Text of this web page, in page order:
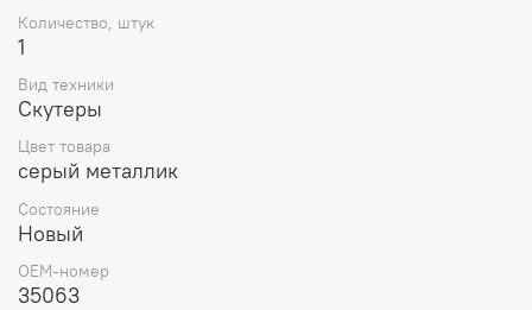
Количество, штук
1
Вид техники
Скутеры
Цвет товара
серый металлик
Состояние
Новый
OEM-номер
35063